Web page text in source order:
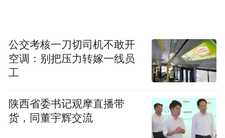
公交考核一刀切司机不敢开
空调：别把压力转嫁一线员
工
陕西省委书记观摩直播带
货，同董宇辉交流